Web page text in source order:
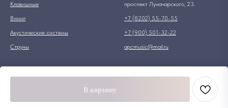
В корзину
Клавишные
Винил
Акустические системы
Струны
проспект Луначарского, 23.
+7 (8202) 55-70-55
+7 (900) 501-32-22
apcmusic@mail.ru